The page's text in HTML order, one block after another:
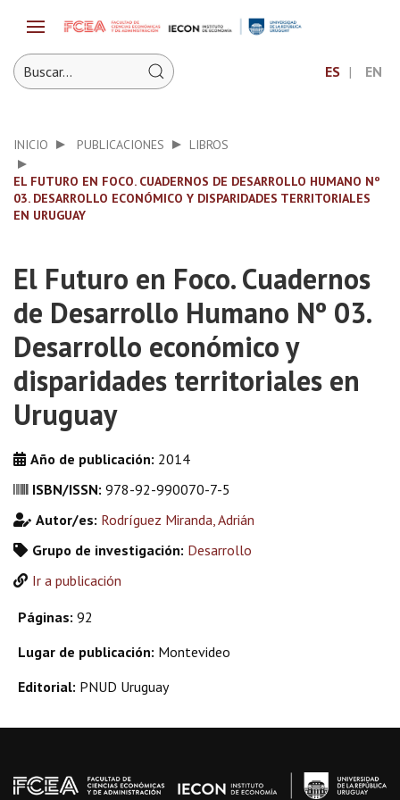
ES EN
INICIO PUBLICACIONES LIBROS
EL FUTURO EN FOCO. CUADERNOS DE DESARROLLO HUMANO Nº
03. DESARROLLO ECONÓMICO Y DISPARIDADES TERRITORIALES
EN URUGUAY
El Futuro en Foco. Cuadernos
de Desarrollo Humano Nº 03.
Desarrollo económico y
disparidades territoriales en
Uruguay
Año de publicación: 2014
ISBN/ISSN: 978-92-990070-7-5
Autor/es: Rodríguez Miranda, Adrián
Grupo de investigación: Desarrollo
Ir a publicación
Páginas: 92
Lugar de publicación: Montevideo
Editorial: PNUD Uruguay